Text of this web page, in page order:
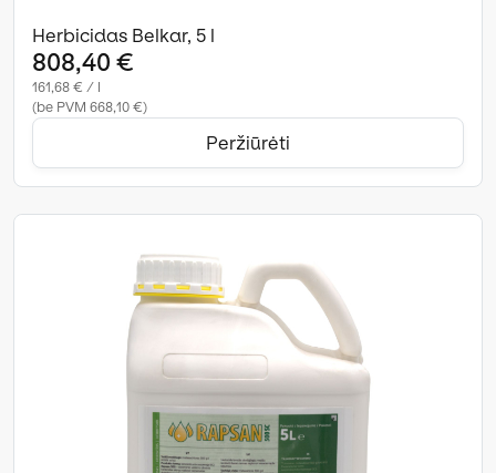
Herbicidas Belkar, 5 l
808,40 €
161,68 € / l
(be PVM 668,10 €)
Peržiūrėti